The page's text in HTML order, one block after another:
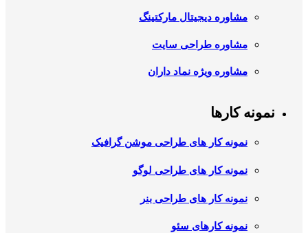
مشاوره دیجیتال مارکتینگ
مشاوره طراحی سایت
مشاوره ویژه نماد داران
نمونه کارها
نمونه کار های طراحی موشن گرافیک
نمونه کار های طراحی لوگو
نمونه کار های طراحی بنر
نمونه کارهای سئو